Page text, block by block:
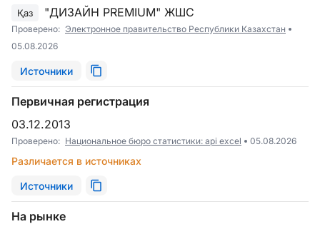
Қаз "ДИЗАЙН PREMIUM" ЖШС
Проверено: Электронное правительство Республики Казахстан
05.08.2026
Источники
Первичная регистрация
03.12.2013
Проверено: Национальное бюро статистики: api excel 05.08.2026
Различается в источниках
Источники
На рынке